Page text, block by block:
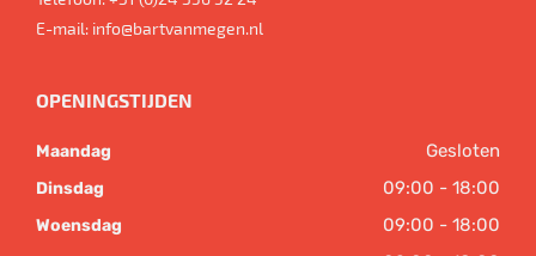
E-mail: info@bartvanmegen.nl
OPENINGSTIJDEN
Maandag Gesloten
Dinsdag 09:00 - 18:00
Woensdag 09:00 - 18:00